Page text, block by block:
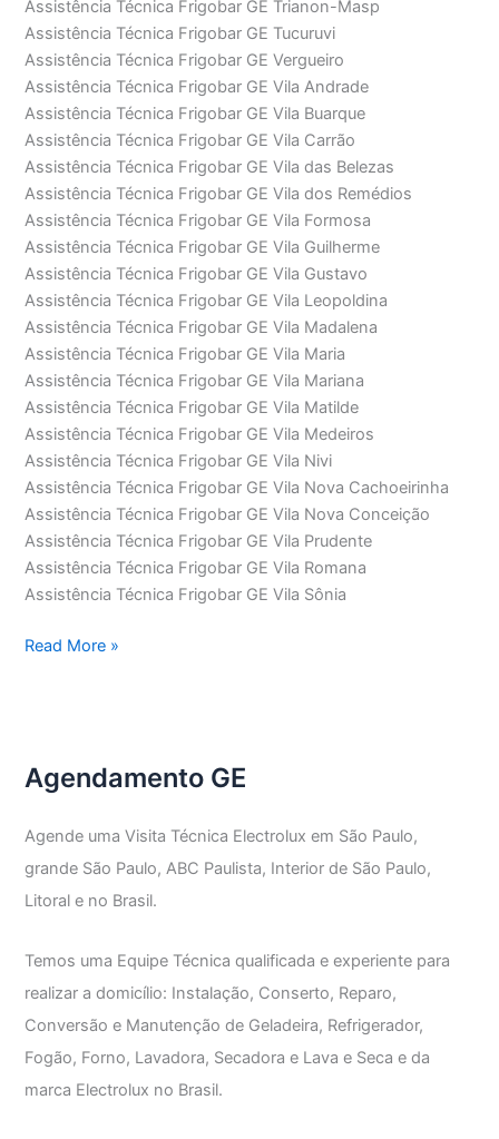
Assistência Técnica Frigobar GE Trianon-Masp
Assistência Técnica Frigobar GE Tucuruvi
Assistência Técnica Frigobar GE Vergueiro
Assistência Técnica Frigobar GE Vila Andrade
Assistência Técnica Frigobar GE Vila Buarque
Assistência Técnica Frigobar GE Vila Carrão
Assistência Técnica Frigobar GE Vila das Belezas
Assistência Técnica Frigobar GE Vila dos Remédios
Assistência Técnica Frigobar GE Vila Formosa
Assistência Técnica Frigobar GE Vila Guilherme
Assistência Técnica Frigobar GE Vila Gustavo
Assistência Técnica Frigobar GE Vila Leopoldina
Assistência Técnica Frigobar GE Vila Madalena
Assistência Técnica Frigobar GE Vila Maria
Assistência Técnica Frigobar GE Vila Mariana
Assistência Técnica Frigobar GE Vila Matilde
Assistência Técnica Frigobar GE Vila Medeiros
Assistência Técnica Frigobar GE Vila Nivi
Assistência Técnica Frigobar GE Vila Nova Cachoeirinha
Assistência Técnica Frigobar GE Vila Nova Conceição
Assistência Técnica Frigobar GE Vila Prudente
Assistência Técnica Frigobar GE Vila Romana
Assistência Técnica Frigobar GE Vila Sônia
Assistência
Read More »
Agendamento GE
Agende uma Visita Técnica Electrolux em São Paulo,
grande São Paulo, ABC Paulista, Interior de São Paulo,
Litoral e no Brasil.
Temos uma Equipe Técnica qualificada e experiente para
realizar a domicílio: Instalação, Conserto, Reparo,
Conversão e Manutenção de Geladeira, Refrigerador,
Fogão, Forno, Lavadora, Secadora e Lava e Seca e da
marca Electrolux no Brasil.